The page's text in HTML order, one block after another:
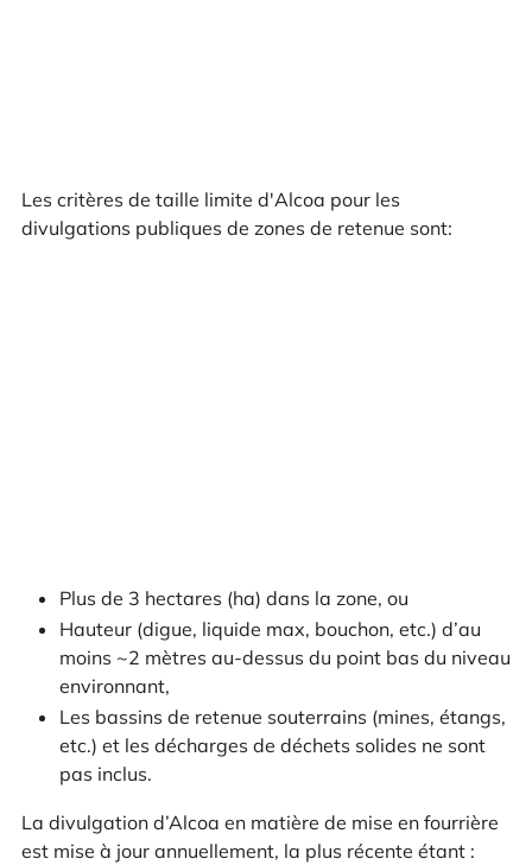
Les critères de taille limite d'Alcoa pour les
divulgations publiques de zones de retenue sont:
Plus de 3 hectares (ha) dans la zone, ou
Hauteur (digue, liquide max, bouchon, etc.) d’au
moins ~2 mètres au-dessus du point bas du niveau
environnant,
Les bassins de retenue souterrains (mines, étangs,
etc.) et les décharges de déchets solides ne sont
pas inclus.
La divulgation d’Alcoa en matière de mise en fourrière
est mise à jour annuellement, la plus récente étant :